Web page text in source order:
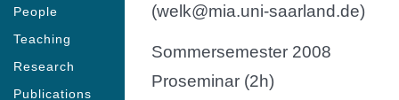
People
Teaching
Research
Publications
(welk@mia.uni-saarland.de)
Sommersemester 2008
Proseminar (2h)